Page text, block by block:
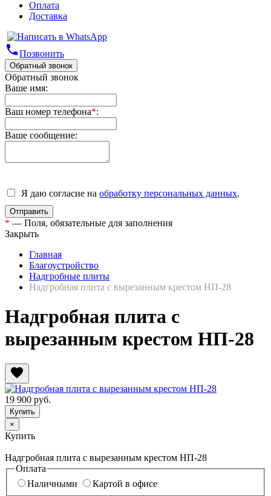
Оплата
Доставка
phoneПозвонить
Обратный звонок
Обратный звонок
Ваше имя:
Ваш номер телефона*:
Ваше сообщение:
Я даю согласие на обработку персональных данных.
* — Поля, обязательные для заполнения
Закрыть
Главная
Благоустройство
Надгробные плиты
Надгробная плита с вырезанным крестом НП-28
Надгробная плита с
вырезанным крестом НП-28
favorite
19 900 руб.
×
Купить
Надгробная плита с вырезанным крестом НП-28
Оплата
Наличными
Картой в офисе